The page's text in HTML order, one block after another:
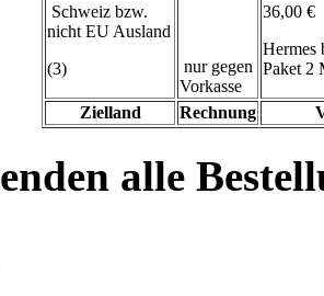
Zielland Rechnung
Schweiz bzw.
nicht EU Ausland
(3)
nur gegen
Vorkasse
36,00 €
Hermes
Paket 2
alle